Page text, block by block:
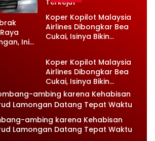
Ini
Koper Kopilot Malaysia
Airlines Dibongkar Bea
Cukai, Isinya Bikin
Koper Kopilot Malaysia
Airlines Dibongkar Bea
Cukai, Isinya Bikin
Petugas Terkejut
ambing karena Kehabisan
Lamongan Datang Tepat Waktu